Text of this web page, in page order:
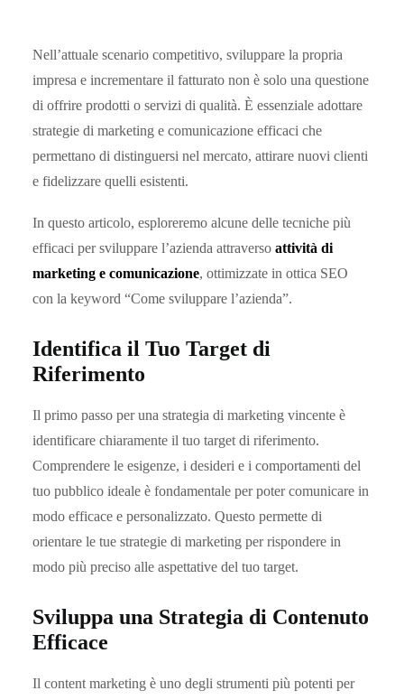
Nell’attuale scenario competitivo, sviluppare la propria
impresa e incrementare il fatturato non è solo una questione
di offrire prodotti o servizi di qualità. È essenziale adottare
strategie di marketing e comunicazione efficaci che
permettano di distinguersi nel mercato, attirare nuovi clienti
e fidelizzare quelli esistenti.
In questo articolo, esploreremo alcune delle tecniche più
efficaci per sviluppare l’azienda attraverso attività di
marketing e comunicazione, ottimizzate in ottica SEO
con la keyword “Come sviluppare l’azienda”.
Identifica il Tuo Target di
Riferimento
Il primo passo per una strategia di marketing vincente è
identificare chiaramente il tuo target di riferimento.
Comprendere le esigenze, i desideri e i comportamenti del
tuo pubblico ideale è fondamentale per poter comunicare in
modo efficace e personalizzato. Questo permette di
orientare le tue strategie di marketing per rispondere in
modo più preciso alle aspettative del tuo target.
Sviluppa una Strategia di Contenuto
Efficace
Il content marketing è uno degli strumenti più potenti per